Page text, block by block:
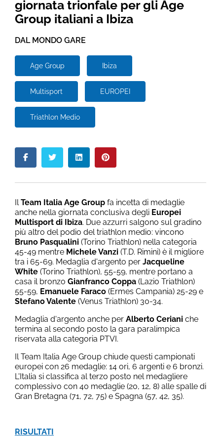
giornata trionfale per gli Age
Group italiani a Ibiza
DAL MONDO GARE
Age Group Ibiza
Multisport EUROPEI
Triathlon Medio
IlTeam Italia Age Group fa incetta di medaglie
anche nella giornata conclusiva degli Europei
Multisport di Ibiza. Due azzurri salgono sul gradino
più altro del podio del triathlon medio: vincono
Bruno Pasqualini (Torino Triathlon) nella categoria
45-49 mentre Michele Vanzi (T.D. Rimini) è il migliore
tra i 65-69. Medaglia d'argento per Jacqueline
White (Torino Triathlon), 55-59, mentre portano a
casa il bronzo Gianfranco Coppa (Lazio Triathlon)
55-59, Emanuele Faraco (Ermes Campania) 25-29 e
Stefano Valente (Venus Triathlon) 30-34.
Medaglia d'argento anche per Alberto Ceriani che
termina al secondo posto la gara paralimpica
riservata alla categoria PTVI.
Il Team Italia Age Group chiude questi campionati
europei con 26 medaglie: 14 ori, 6 argenti e 6 bronzi.
L'Italia si classifica al terzo posto nel medagliere
complessivo con 40 medaglie (20, 12, 8) alle spalle di
Gran Bretagna (71, 72, 75) e Spagna (57, 42, 35).
RISULTATI